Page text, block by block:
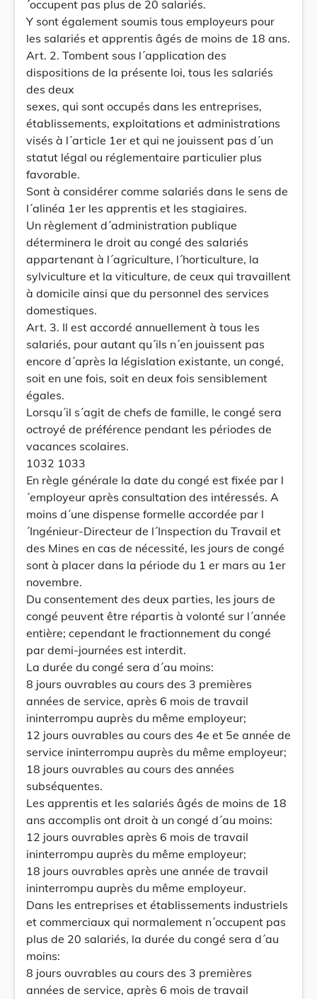
´occupent pas plus de 20 salariés.
Y sont également soumis tous employeurs pour
les salariés et apprentis âgés de moins de 18 ans.
Art. 2. Tombent sous l´application des
dispositions de la présente loi, tous les salariés
des deux
sexes, qui sont occupés dans les entreprises,
établissements, exploitations et administrations
visés à l´article 1er et qui ne jouissent pas d´un
statut légal ou réglementaire particulier plus
favorable.
Sont à considérer comme salariés dans le sens de
l´alinéa 1er les apprentis et les stagiaires.
Un règlement d´administration publique
déterminera le droit au congé des salariés
appartenant à l´agriculture, l´horticulture, la
sylviculture et la viticulture, de ceux qui travaillent
à domicile ainsi que du personnel des services
domestiques.
Art. 3. Il est accordé annuellement à tous les
salariés, pour autant qu´ils n´en jouissent pas
encore d´après la législation existante, un congé,
soit en une fois, soit en deux fois sensiblement
égales.
Lorsqu´il s´agit de chefs de famille, le congé sera
octroyé de préférence pendant les périodes de
vacances scolaires.
1032 1033
En règle générale la date du congé est fixée par l
´employeur après consultation des intéressés. A
moins d´une dispense formelle accordée par l
´Ingénieur-Directeur de l´Inspection du Travail et
des Mines en cas de nécessité, les jours de congé
sont à placer dans la période du 1 er mars au 1er
novembre.
Du consentement des deux parties, les jours de
congé peuvent être répartis à volonté sur l´année
entière; cependant le fractionnement du congé
par demi-journées est interdit.
La durée du congé sera d´au moins:
8 jours ouvrables au cours des 3 premières
années de service, après 6 mois de travail
ininterrompu auprès du même employeur;
12 jours ouvrables au cours des 4e et 5e année de
service ininterrompu auprès du même employeur;
18 jours ouvrables au cours des années
subséquentes.
Les apprentis et les salariés âgés de moins de 18
ans accomplis ont droit à un congé d´au moins:
12 jours ouvrables après 6 mois de travail
ininterrompu auprès du même employeur;
18 jours ouvrables après une année de travail
ininterrompu auprès du même employeur.
Dans les entreprises et établissements industriels
et commerciaux qui normalement n´occupent pas
plus de 20 salariés, la durée du congé sera d´au
moins:
8 jours ouvrables au cours des 3 premières
années de service, après 6 mois de travail